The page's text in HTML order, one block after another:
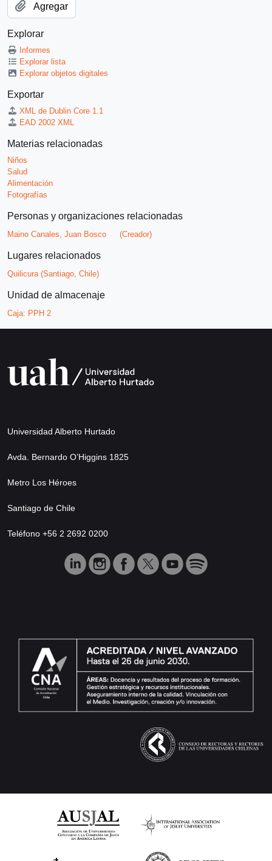
Agregar
Explorar
Informes
Explorar lista
Explorar objetos digitales
Exportar
XML de Dublin Core 1.1
EAD 2002 XML
Materias relacionadas
Niños
Salud
Alimentación
Fotografías
Personas y organizaciones relacionadas
Maino Canales, Juan Bosco (Creador)
Lugares relacionados
Quilicura (Santiago, Chile)
Unidad de almacenaje
Caja: PPH 2
Universidad Alberto Hurtado
Avda. Bernardo O’Higgins 1825
Metro Los Héroes
Santiago de Chile
Teléfono +56 2 2692 0200